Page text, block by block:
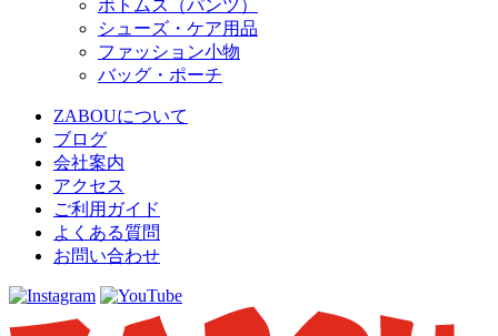
ボトムス（パンツ）
シューズ・ケア用品
ファッション小物
バッグ・ポーチ
ZABOUについて
ブログ
会社案内
アクセス
ご利用ガイド
よくある質問
お問い合わせ